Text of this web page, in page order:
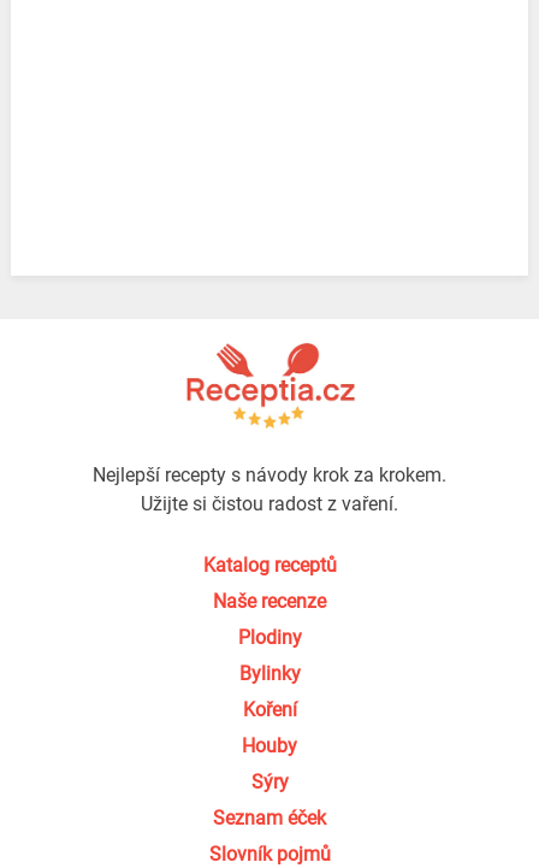
Nejlepší recepty s návody krok za krokem.
Užijte si čistou radost z vaření.
Katalog receptů
Naše recenze
Plodiny
Bylinky
Koření
Houby
Sýry
Seznam éček
Slovník pojmů